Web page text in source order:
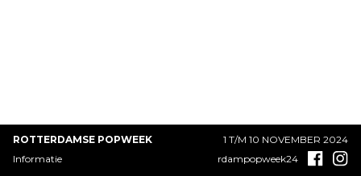
ROTTERDAMSE POPWEEK
1 T/M 10 NOVEMBER 2024
Informatie
rdampopweek24